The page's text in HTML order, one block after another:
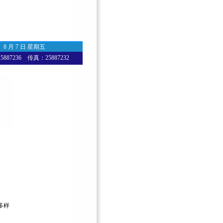
8 月 7 日 星期五
传真：25887232
样